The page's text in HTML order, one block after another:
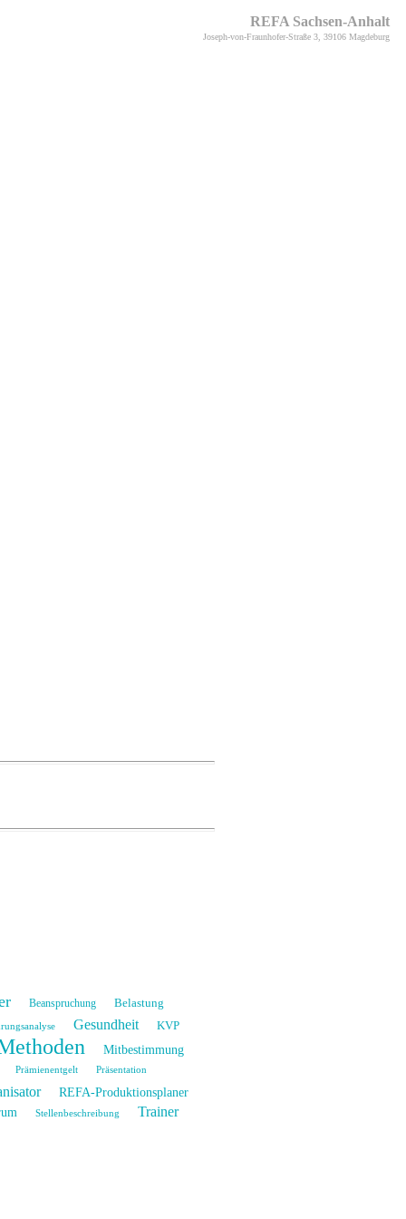
REFA Sachsen-Anhalt
Joseph-von-Fraunhofer-Straße 3, 39106 Magdeburg
Beanspruchung Belastung
Gesundheit KVP
Mitbestimmung
Prämienentgelt Präsentation
REFA-Produktionsplaner
Stellenbeschreibung Trainer